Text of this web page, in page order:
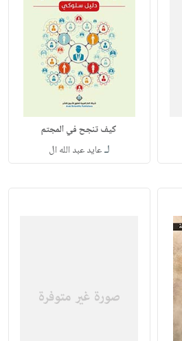
كيف تنجح في المجتم
لـعايد عبد الله ال